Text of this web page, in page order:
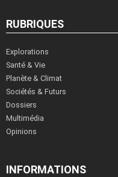
RUBRIQUES
Explorations
Santé & Vie
Planète & Climat
Sociétés & Futurs
Dossiers
Multimédia
Opinions
INFORMATIONS